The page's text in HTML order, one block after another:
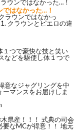
ではなかった…！
ラウンではなかっ
クラウンとピエロの違
１つで豪快な技と笑い
などを駆使し体１つで
意なジャグリングを中
マンスをお届けしま
県産！！！ 式典の司会
要なMCが得意！！ 地元